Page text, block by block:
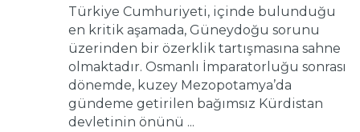
Türkiye Cumhuriyeti, içinde bulunduğu
en kritik aşamada, Güneydoğu sorunu
üzerinden bir özerklik tartışmasına sahne
olmaktadır. Osmanlı İmparatorluğu sonrası
dönemde, kuzey Mezopotamya’da
gündeme getirilen bağımsız Kürdistan
devletinin önünü ...